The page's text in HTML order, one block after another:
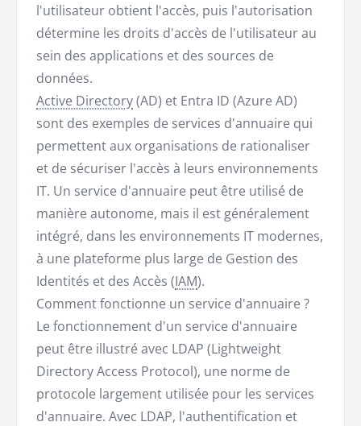
l'utilisateur obtient l'accès, puis l'autorisation
détermine les droits d'accès de l'utilisateur au
sein des applications et des sources de
données.
Active Directory(AD) et Entra ID (Azure AD)
sont des exemples de services d'annuaire qui
permettent aux organisations de rationaliser
et de sécuriser l'accès à leurs environnements
IT. Un service d'annuaire peut être utilisé de
manière autonome, mais il est généralement
intégré, dans les environnements IT modernes,
à une plateforme plus large de Gestion des
Identités et des Accès (IAM).
Comment fonctionne un service d'annuaire ?
Le fonctionnement d'un service d'annuaire
peut être illustré avec LDAP (Lightweight
Directory Access Protocol), une norme de
protocole largement utilisée pour les services
d'annuaire. Avec LDAP, l'authentification et